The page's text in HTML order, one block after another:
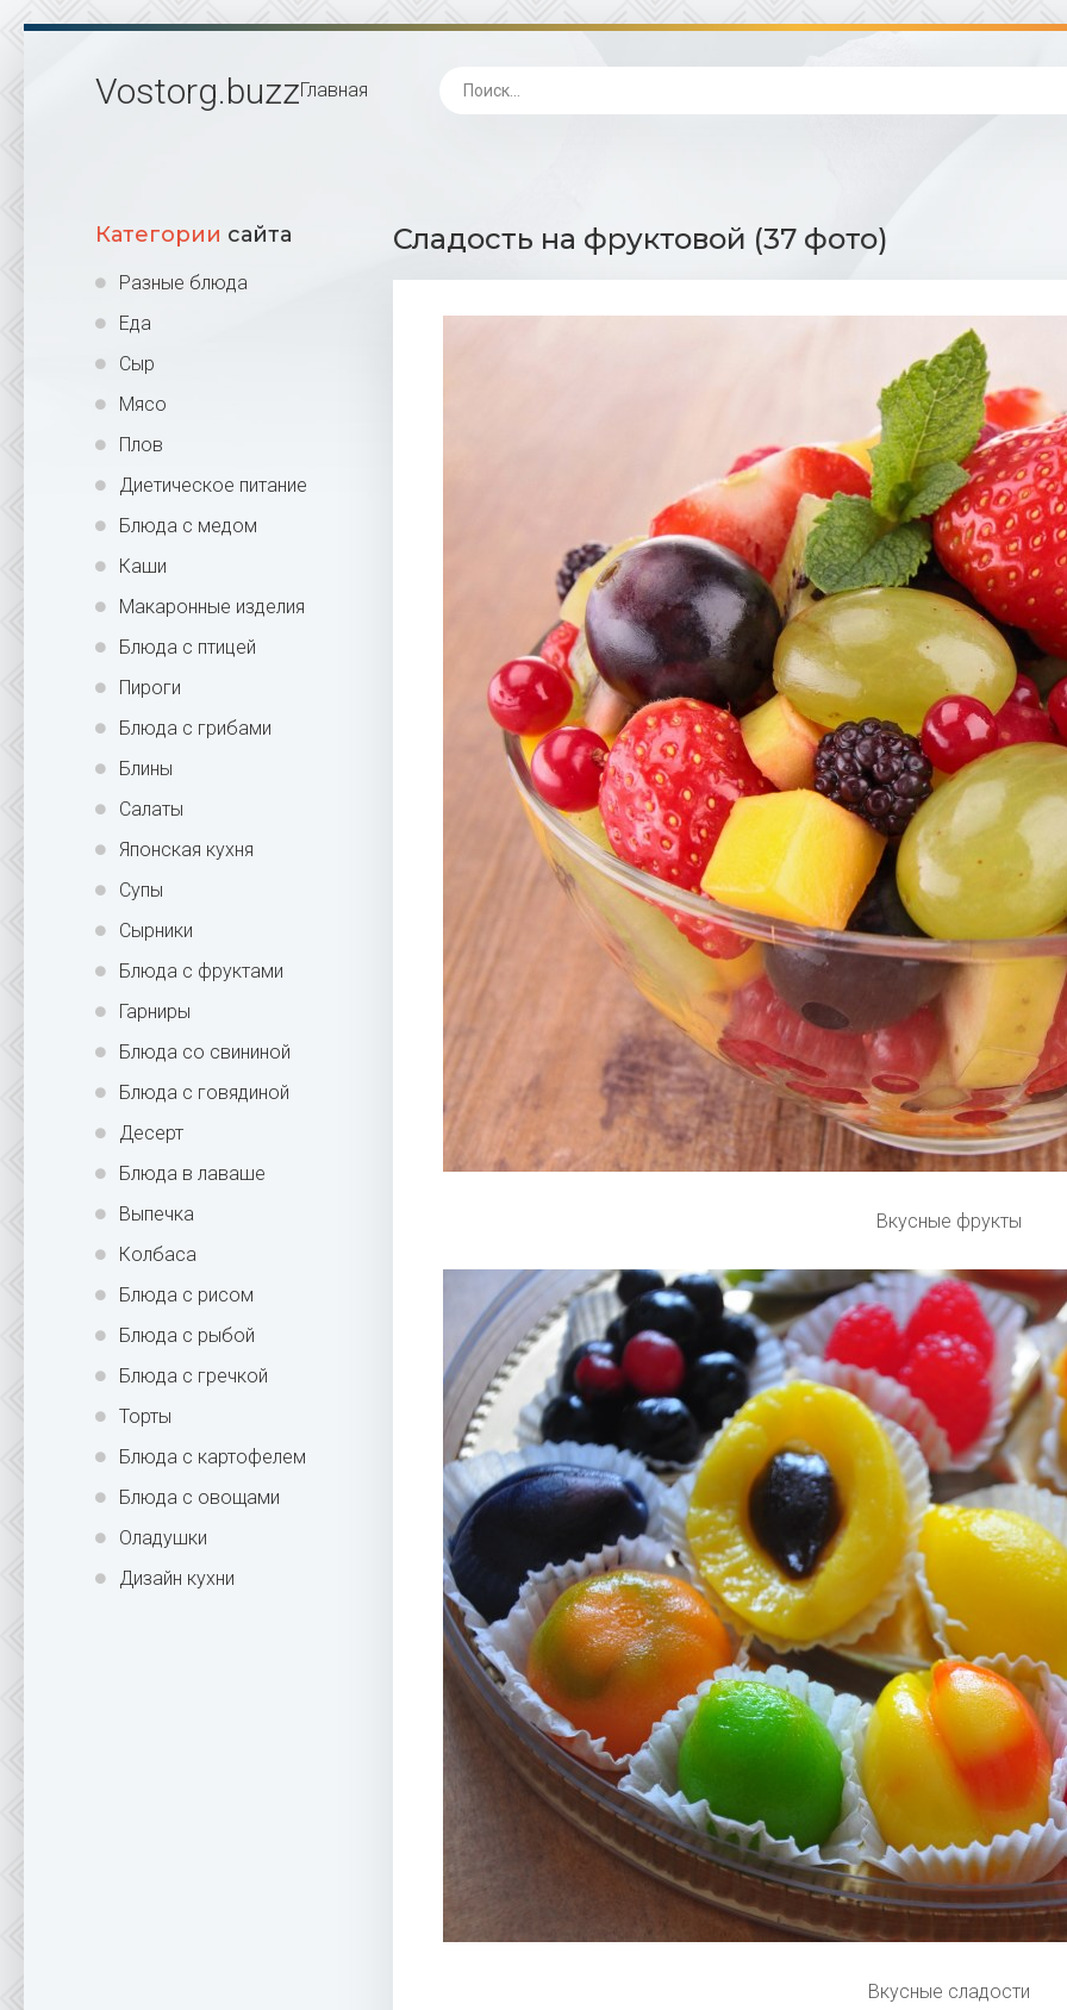
Vostorg.buzzГлавная
Категории сайта
Разные блюда
Еда
Сыр
Мясо
Плов
Диетическое питание
Блюда с медом
Каши
Макаронные изделия
Блюда с птицей
Пироги
Блюда с грибами
Блины
Салаты
Японская кухня
Супы
Сырники
Блюда с фруктами
Гарниры
Блюда со свининой
Блюда с говядиной
Десерт
Блюда в лаваше
Выпечка
Колбаса
Блюда с рисом
Блюда с рыбой
Блюда с гречкой
Торты
Блюда с картофелем
Блюда с овощами
Оладушки
Дизайн кухни
Сладость на фруктовой (37 фото)
Вкусные фрукты
Вкусные сладости